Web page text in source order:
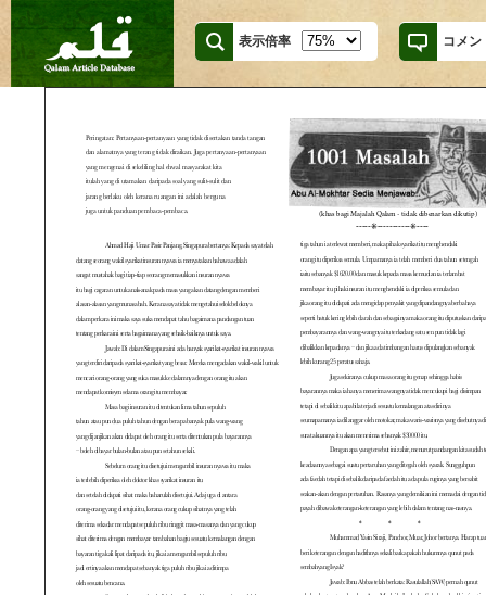
表示倍率 コメン